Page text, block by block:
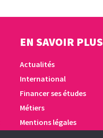
EN SAVOIR PLUS
Actualités
International
Financer ses études
Métiers
Mentions légales